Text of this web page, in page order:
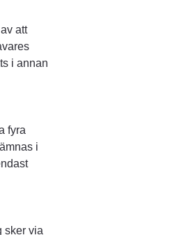
att
i annan
fyra
i
sker via